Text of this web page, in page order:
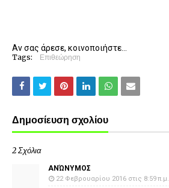
Αν σας άρεσε, κοινοποιήστε...
Tags: Επιθεώρηση
Δημοσίευση σχολίου
2 Σχόλια
ΑΝΏΝΥΜΟΣ
22 Φεβρουαρίου 2016 στις 8:59 π.μ.